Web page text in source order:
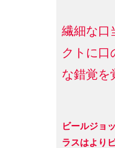
繊細な口
クトに口
な錯覚を
ビールジョ
ラスはより